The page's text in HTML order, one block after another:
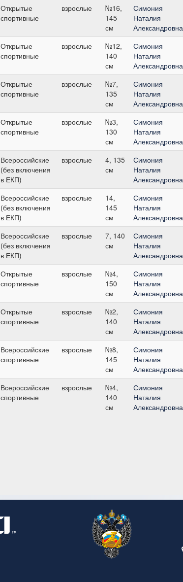
Открытые
спортивные
взрослые
№16,
145
см
Симония
Наталия
Александровна
Открытые
спортивные
взрослые
№12,
140
см
Симония
Наталия
Александровна
Открытые
спортивные
взрослые
№7,
135
см
Симония
Наталия
Александровна
Открытые
спортивные
взрослые
№3,
130
см
Симония
Наталия
Александровна
Всероссийские
(без включения
в ЕКП)
взрослые
4, 135
см
Симония
Наталия
Александровна
Всероссийские
(без включения
в ЕКП)
взрослые
14,
145
см
Симония
Наталия
Александровна
Всероссийские
(без включения
в ЕКП)
взрослые
7, 140
см
Симония
Наталия
Александровна
Открытые
спортивные
взрослые
№4,
150
см
Симония
Наталия
Александровна
Открытые
спортивные
взрослые
№2,
140
см
Симония
Наталия
Александровна
Всероссийские
спортивные
взрослые
№8,
145
см
Симония
Наталия
Александровна
Всероссийские
спортивные
взрослые
№4,
140
см
Симония
Наталия
Александровна